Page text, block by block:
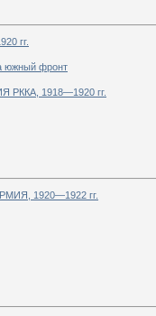
гг.
южный фронт
1918—1920 гг.
1920—1922 гг.